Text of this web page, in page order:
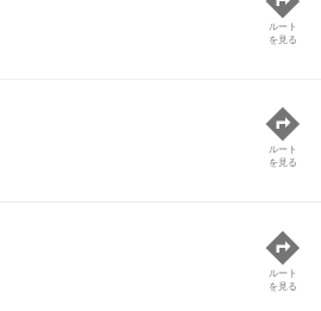
ルート
を見る
ルート
を見る
ルート
を見る